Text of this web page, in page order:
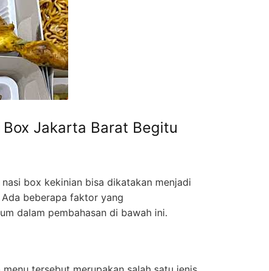
Jakarta Barat Begitu
box kekinian bisa dikatakan menjadi
beberapa faktor yang
dalam pembahasan di bawah ini.